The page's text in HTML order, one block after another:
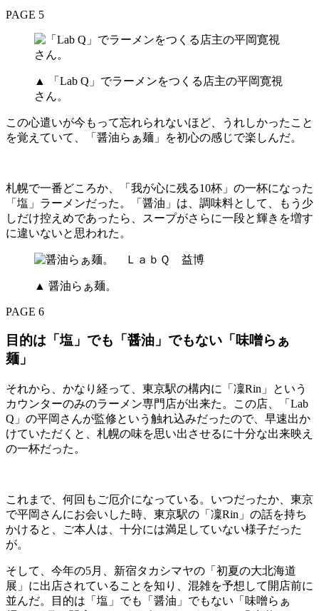
PAGE 5
▲ 「Lab Q」でラーメンをつくる店主の平岡寛視
さん。
この心遣いが今もって忘れられないほど、うれしかったこと
を覚えていて、「醤油らぁ麺」を初心の感じで楽しんだ。
札幌で一番どころか、「我が心に残る10杯」の一杯になった
「塩」ラーメンだった。「醤油」は、調味料として、もう少
しだけ控えめであったら、スープがさらに一段と輝きを増す
に違いないと思われた。
▲ 醤油らぁ麺。
PAGE 6
目的は「塩」でも「醤油」でもない「味噌らぁ
麺」
それから、かなり経って、東京駅の構内に「凜Rin」という
カウンターのみのラーメン専門店が出来た。この店、「Lab
Q」の平岡さんが監修という触れ込みだったので、早速出か
けていただくと、札幌の味を思い出させるに十分な出来映え
の一杯だった。
これまで、何回もご厄介になっている。いつだったか、東京
で平岡さんにお会いした時、東京駅の「凜Rin」の話を持ち
かけると、ご本人は、十分には満足していない様子だった
が。
そして、今年の5月、新宿タカシマヤの「初夏の大北海道
展」に出店されていることを知り、混雑を予想して開店前に
並んだ。目的は「塩」でも「醤油」でもない「味噌らぁ